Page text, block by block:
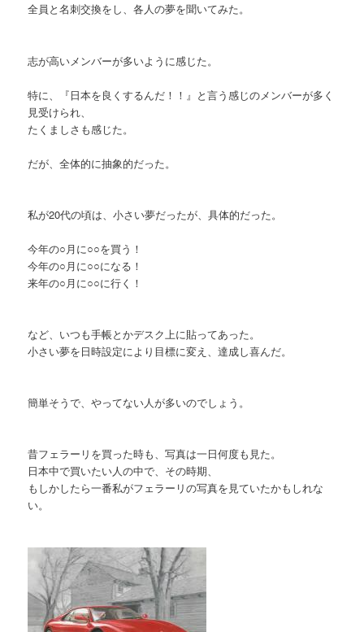
全員と名刺交換をし、各人の夢を聞いてみた。
志が高いメンバーが多いように感じた。
特に、『日本を良くするんだ！！』と言う感じのメンバーが多く
見受けられ、
たくましさも感じた。
だが、全体的に抽象的だった。
私が20代の頃は、小さい夢だったが、具体的だった。
今年の○月に○○を買う！
今年の○月に○○になる！
来年の○月に○○に行く！
など、いつも手帳とかデスク上に貼ってあった。
小さい夢を日時設定により目標に変え、達成し喜んだ。
簡単そうで、やってない人が多いのでしょう。
昔フェラーリを買った時も、写真は一日何度も見た。
日本中で買いたい人の中で、その時期、
もしかしたら一番私がフェラーリの写真を見ていたかもしれな
い。